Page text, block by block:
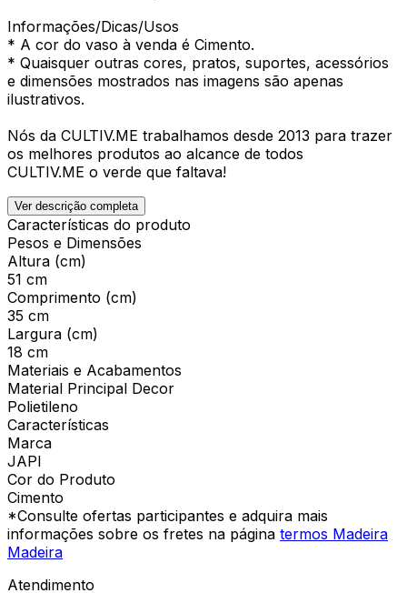
Informações/Dicas/Usos
* A cor do vaso à venda é Cimento.
* Quaisquer outras cores, pratos, suportes, acessórios
e dimensões mostrados nas imagens são apenas
ilustrativos.
Nós da CULTIV.ME trabalhamos desde 2013 para trazer
os melhores produtos ao alcance de todos
CULTIV.ME o verde que faltava!
Ver descrição completa
Características do produto
Pesos e Dimensões
Altura (cm)
51 cm
Comprimento (cm)
35 cm
Largura (cm)
18 cm
Materiais e Acabamentos
Material Principal Decor
Polietileno
Características
Marca
JAPI
Cor do Produto
Cimento
*Consulte ofertas participantes e adquira mais
informações sobre os fretes na página termos Madeira
Madeira
Atendimento